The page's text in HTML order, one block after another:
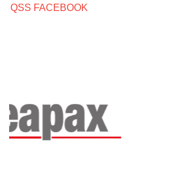
QSS FACEBOOK